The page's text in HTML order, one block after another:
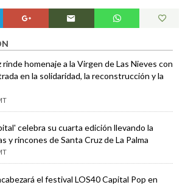
homenaje a la Virgen de Las Nieves con
en la solidaridad, la reconstrucción y la
celebra su cuarta edición llevando la
y rincones de Santa Cruz de La Palma
el festival LOS40 Capital Pop en